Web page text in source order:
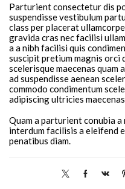
Parturient consectetur dis
suspendisse vestibulum
class per placerat
gravida cras nec facilisi
a a nibh facilisi quis
suscipit pretium magnis orci
scelerisque maecenas
ad suspendisse aenean
commodo condimentum
adipiscing ultricies
Quam a parturient conubia
interdum facilisis a eleifend
penatibus diam.